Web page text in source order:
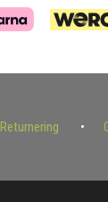
Returnering